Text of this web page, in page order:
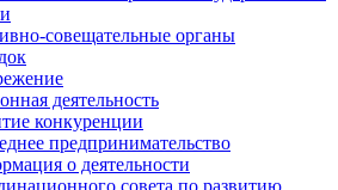
совещательные органы
деятельность
конкуренции
предпринимательство
о деятельности
совета по развитию